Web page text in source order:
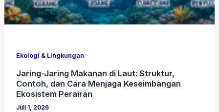
Ekologi & Lingkungan
Jaring-Jaring Makanan di Laut: Struktur,
Contoh, dan Cara Menjaga Keseimbangan
Ekosistem Perairan
Juli 1, 2026